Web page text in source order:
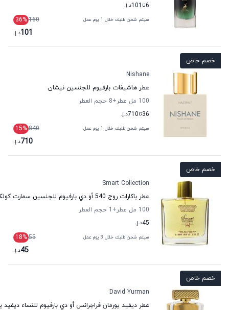
6تا 101د.إ.
سيتم شحن طلبك خلال 1 يوم عمل 160
36%
101د.إ.
خصم خاص
Nishane
عطر هاشيفات بارفيوم للجنسين نيشان
100 مل عطر
+8
حجم العطر
36تا710د.إ.
سيتم شحن طلبك خلال 1 يوم عمل 840
15%
710د.إ.
خصم خاص
Smart Collection
عطر باكارات روج 540 أو دي بارفيوم للجنسين سمارت كولكشن
100 مل عطر
+1
حجم العطر
45د.إ.
سيتم شحن طلبك خلال 3 يوم عمل 55
18%
45د.إ.
خصم خاص
David Yurman
عطر ديفيد يورمان فراجرانس أو دي بارفيوم للنساء ديفيد